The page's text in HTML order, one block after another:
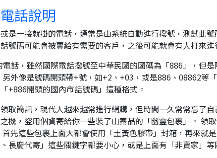
話說明
是一接就掛的電話，通常是由系統自動進行撥號，測試此
號碼可能會被賣給有需要的客戶，之後可能就會有人打來進
電話，雖然國際電話撥號至中華民國的國碼為「886」，但
另外像是號碼開頭帶+號，如+2、+03，或是886、08862等
+886開頭的國內市話號碼」這種格式。
取簡訊，現代人越來越常進行網購，但時間一久常常忘了
機，盜用個資寄給你一些裝了山寨品的「幽靈包裹」。 領
先這些包裹上面大都會使用「土黃色膠帶」封箱，再來就
長慶代寄」這些關鍵字都要小心，或是上面有「非賣家」